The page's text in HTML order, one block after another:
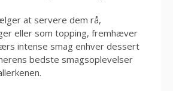
at servere dem rå,
eller som topping, fremhæver
intense smag enhver dessert
bedste smagsoplevelser